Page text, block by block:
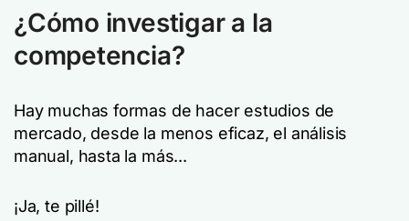
¿Cómo investigar a la
competencia?
Hay muchas formas de hacer estudios de
mercado, desde la menos eficaz, el análisis
manual, hasta la más...
¡Ja, te pillé!